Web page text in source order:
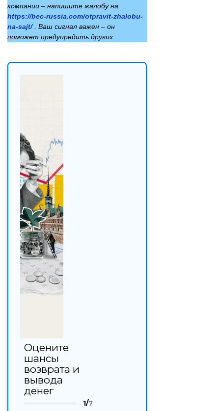
компании – напишите жалобу на
https://bec-russia.com/otpravit-zhalobu-
na-sajt/. Ваш сигнал важен – он
поможет предупредить других.
Оцените
шансы
возврата и
вывода
денег
1/7